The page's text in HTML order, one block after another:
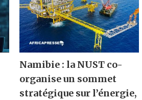
Namibie : la NUST co-
organise un sommet
stratégique sur l’énergie,